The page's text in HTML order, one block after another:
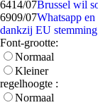
6414/07Brussel wil
6909/07Whatsapp
dankzij EU
Font-grootte:
Normaal
Kleiner
regelhoogte :
Normaal